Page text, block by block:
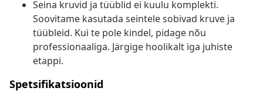
Seina kruvid ja tüüblid ei kuulu komplekti.
Soovitame kasutada seintele sobivad kruve ja
tüübleid. Kui te pole kindel, pidage nõu
professionaaliga. Järgige hoolikalt iga juhiste
etappi.
Spetsifikatsioonid